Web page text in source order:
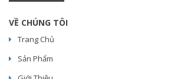
VỀ CHÚNG TÔI
Trang Chủ
Sản Phẩm